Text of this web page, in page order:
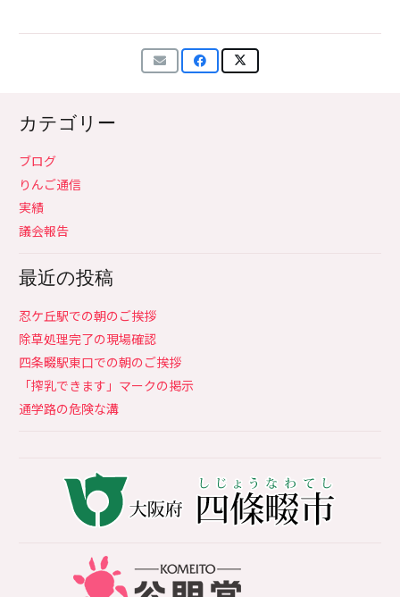
カテゴリー
ブログ
りんご通信
実績
議会報告
最近の投稿
忍ケ丘駅での朝のご挨拶
除草処理完了の現場確認
四条畷駅東口での朝のご挨拶
「搾乳できます」マークの掲示
通学路の危険な溝